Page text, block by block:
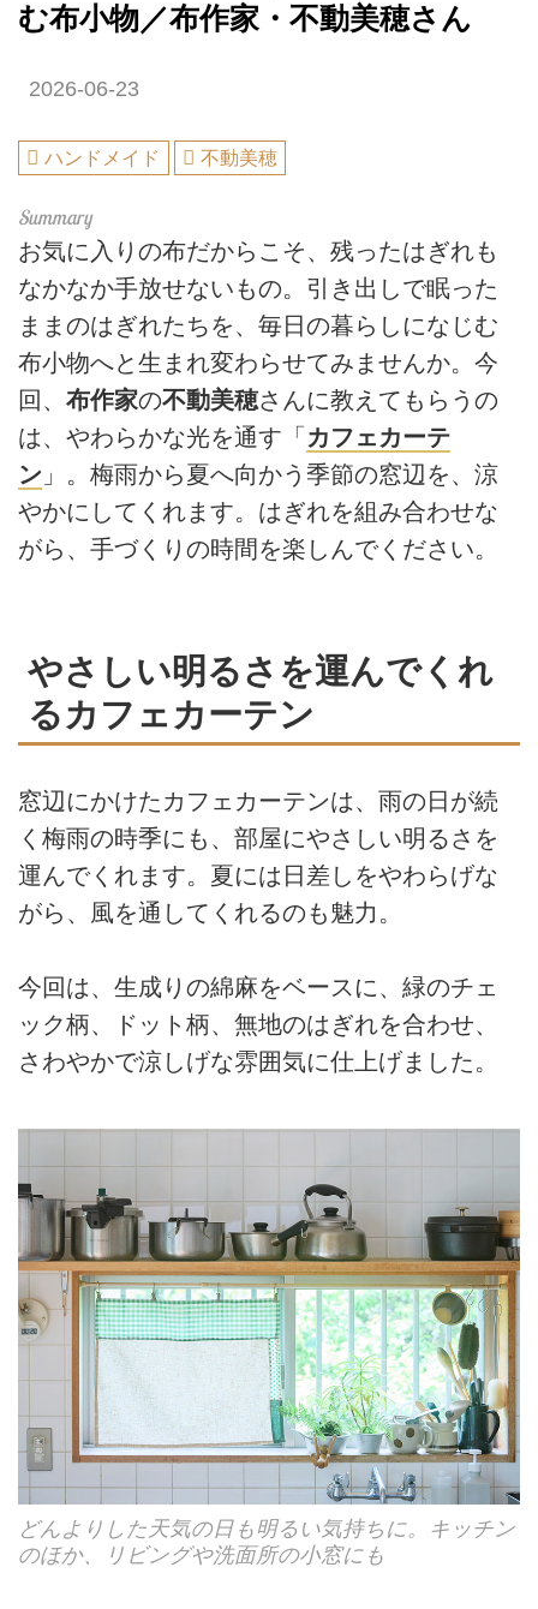
む布小物／布作家・不動美穂さん
2026-06-23
ハンドメイド 不動美穂
お気に入りの布だからこそ、残ったはぎれも
なかなか手放せないもの。引き出しで眠った
ままのはぎれたちを、毎日の暮らしになじむ
布小物へと生まれ変わらせてみませんか。今
回、 布作家の不動美穂さんに教えてもらうの
は、やわらかな光を通す「 カフェカーテ
ン 」。梅雨から夏へ向かう季節の窓辺を、涼
やかにしてくれます。はぎれを組み合わせな
がら、手づくりの時間を楽しんでください。
やさしい明るさを運んでくれ
るカフェカーテン
窓辺にかけたカフェカーテンは、雨の日が続
く梅雨の時季にも、部屋にやさしい明るさを
運んでくれます。夏には日差しをやわらげな
がら、風を通してくれるのも魅力。
今回は、生成りの綿麻をベースに、緑のチェ
ック柄、ドット柄、無地のはぎれを合わせ、
さわやかで涼しげな雰囲気に仕上げました。
どんよりした天気の日も明るい気持ちに。キッチン
のほか、リビングや洗面所の小窓にも